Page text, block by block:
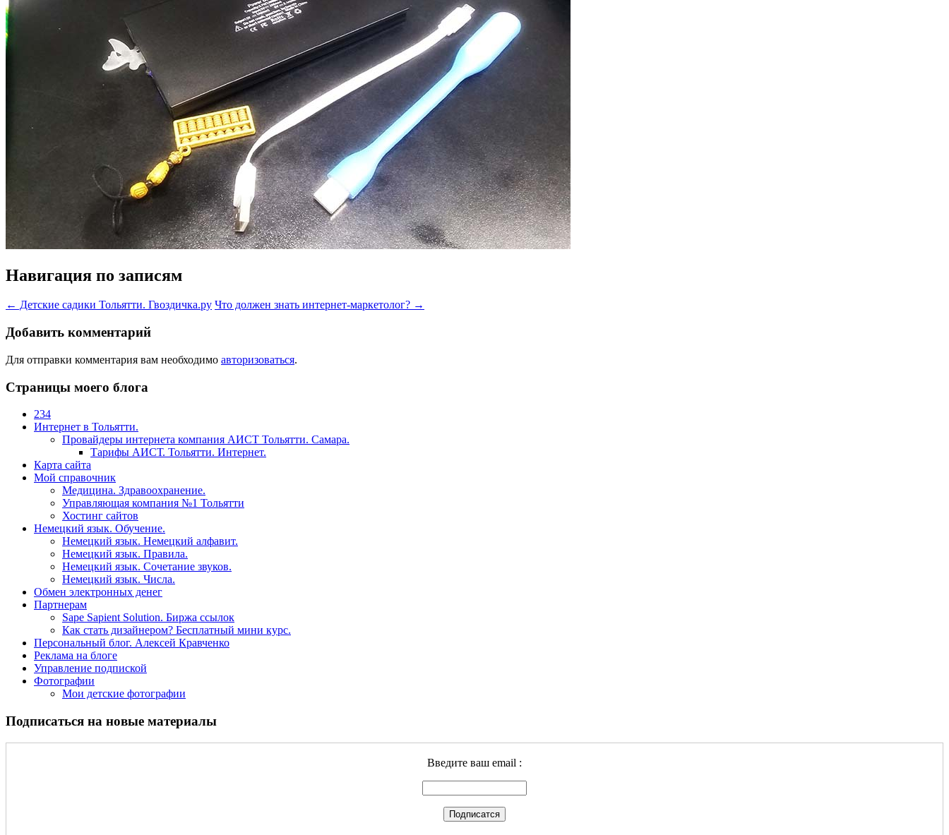
Навигация по записям
← Детские садики Тольятти. Гвоздичка.ру Что должен знать интернет-маркетолог? →
Добавить комментарий
Для отправки комментария вам необходимо авторизоваться.
Страницы моего блога
234
Интернет в Тольятти.
Провайдеры интернета компания АИСТ Тольятти. Самара.
Тарифы АИСТ. Тольятти. Интернет.
Карта сайта
Мой справочник
Медицина. Здравоохранение.
Управляющая компания №1 Тольятти
Хостинг сайтов
Немецкий язык. Обучение.
Немецкий язык. Немецкий алфавит.
Немецкий язык. Правила.
Немецкий язык. Сочетание звуков.
Немецкий язык. Числа.
Обмен электронных денег
Партнерам
Sape Sapient Solution. Биржа ссылок
Как стать дизайнером? Бесплатный мини курс.
Персональный блог. Алексей Кравченко
Реклама на блоге
Управление подпиской
Фотографии
Мои детские фотографии
Подписаться на новые материалы
Введите ваш email :